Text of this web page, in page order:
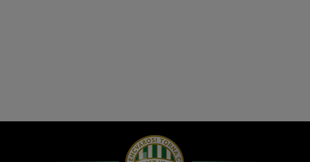
Hírek